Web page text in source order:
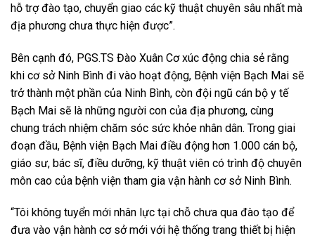
hỗ trợ đào tạo, chuyển giao các kỹ thuật chuyên sâu nhất mà
địa phương chưa thực hiện được”.
Bên cạnh đó, PGS.TS Đào Xuân Cơ xúc động chia sẻ rằng
khi cơ sở Ninh Bình đi vào hoạt động, Bệnh viện Bạch Mai sẽ
trở thành một phần của Ninh Bình, còn đội ngũ cán bộ y tế
Bạch Mai sẽ là những người con của địa phương, cùng
chung trách nhiệm chăm sóc sức khỏe nhân dân. Trong giai
đoạn đầu, Bệnh viện Bạch Mai điều động hơn 1.000 cán bộ,
giáo sư, bác sĩ, điều dưỡng, kỹ thuật viên có trình độ chuyên
môn cao của bệnh viện tham gia vận hành cơ sở Ninh Bình.
“Tôi không tuyển mới nhân lực tại chỗ chưa qua đào tạo để
đưa vào vận hành cơ sở mới với hệ thống trang thiết bị hiện